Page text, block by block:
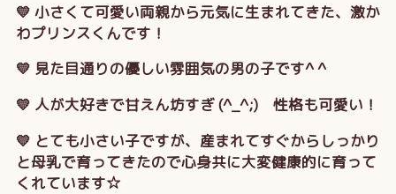
💛 小さくて可愛い両親から元気に生まれてきた、激か
わプリンスくんです！
💛 見た目通りの優しい雰囲気の男の子です^ ^
💛 人が大好きで甘えん坊すぎ (^_^;) 性格も可愛い！
💛 とても小さい子ですが、産まれてすぐからしっかり
と母乳で育ってきたので心身共に大変健康的に育って
くれています☆